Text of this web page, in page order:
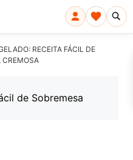
RECEITA FÁCIL DE
CREMOSA